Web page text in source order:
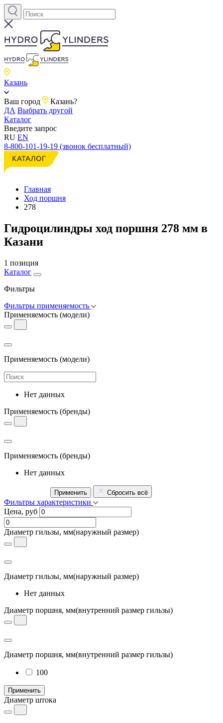
Казань
Ваш город
Казань?
ДА Выбрать другой
Каталог
Введите запрос
RU EN
8-800-101-19-19 (звонок бесплатный)
Главная
Ход поршня
278
Гидроцилиндры ход поршня 278 мм в
Казани
1 позиция
Каталог
Фильтры
Фильтры применяемость
Применяемость (модели)
Применяемость (модели)
Нет данных
Применяемость (бренды)
Применяемость (бренды)
Нет данных
Применить Сбросить всё
Фильтры характеристики
Цена, руб
Диаметр гильзы, мм(наружный размер)
Диаметр гильзы, мм(наружный размер)
Нет данных
Диаметр поршня, мм(внутренний размер гильзы)
Диаметр поршня, мм(внутренний размер гильзы)
100
Применить
Диаметр штока